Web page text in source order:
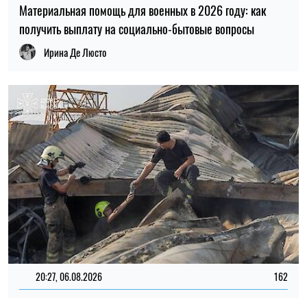
20:27, 06.08.2026
товаров и роста цен в Украине
Николай Потика